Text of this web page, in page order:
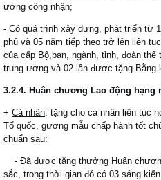
ương công nhận;
- Có quá trình xây dựng, phát triển từ
phủ và 05 năm tiếp theo trở lên liên
của cấp Bộ,ban, ngành, tỉnh, đoàn
trung ương và 02 lần được tặng Bằng
3.2.4. Huân chương Lao động hạng
+ Cá nhân: tặng cho cá nhân liên tục
Tổ quốc, gương mẫu chấp hành tốt
chuẩn sau:
- Đã được tặng thưởng Huân
sắc, trong thời gian đó có 03 sáng